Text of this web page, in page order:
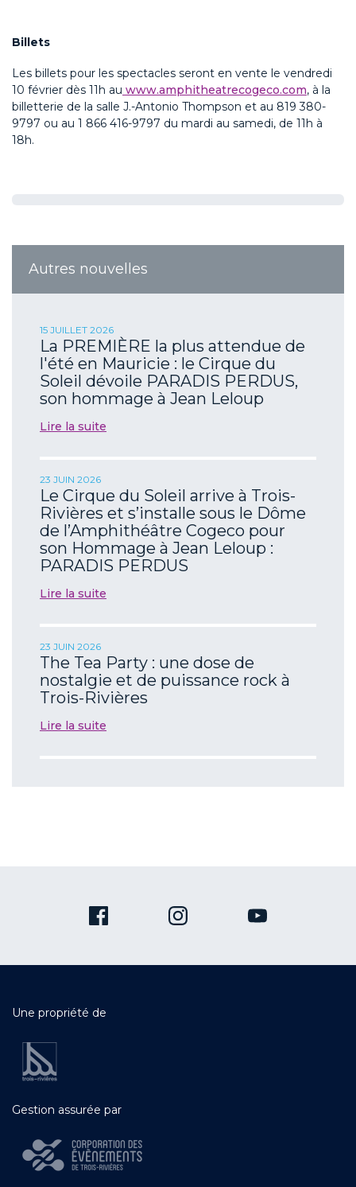
Billets
Les billets pour les spectacles seront en vente le vendredi
10 février dès 11h au www.amphitheatrecogeco.com, à la
billetterie de la salle J.-Antonio Thompson et au 819 380-
9797 ou au 1 866 416-9797 du mardi au samedi, de 11h à
18h.
Autres nouvelles
15 JUILLET 2026
La PREMIÈRE la plus attendue de
l'été en Mauricie : le Cirque du
Soleil dévoile PARADIS PERDUS,
son hommage à Jean Leloup
Lire la suite
23 JUIN 2026
Le Cirque du Soleil arrive à Trois-
Rivières et s’installe sous le Dôme
de l’Amphithéâtre Cogeco pour
son Hommage à Jean Leloup :
PARADIS PERDUS
Lire la suite
23 JUIN 2026
The Tea Party : une dose de
nostalgie et de puissance rock à
Trois-Rivières
Lire la suite
Une propriété de
Gestion assurée par